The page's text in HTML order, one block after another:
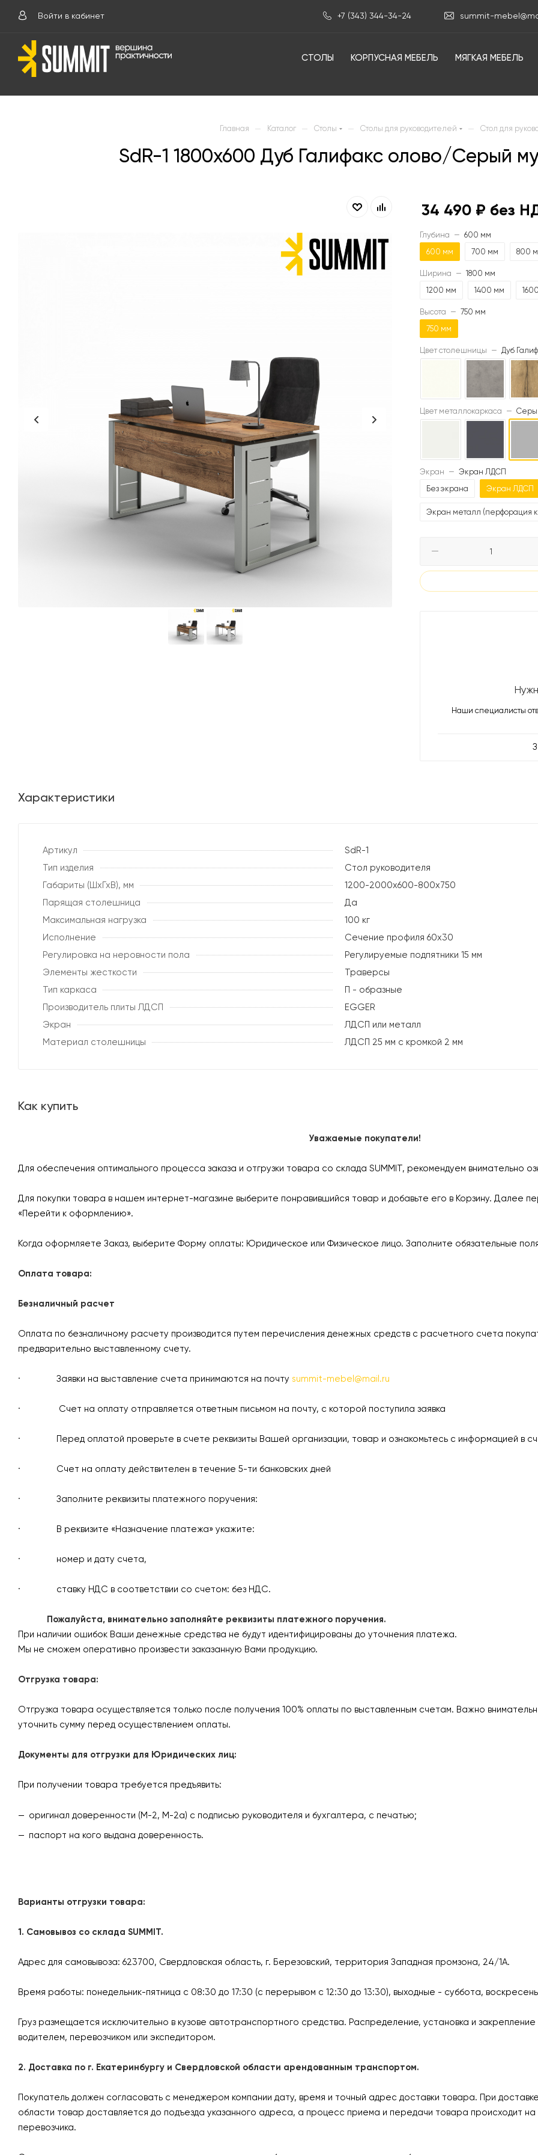
Войти в кабинет +7 (343) 344-34-24 summit-
СТОЛЫ КОРПУСНАЯ МЕБЕЛЬ МЯГКАЯ МЕБЕЛЬ
Главная — Каталог — Столы — Столы для руководителей — Стол для
SdR-1 1800х600 Дуб Галифакс олово/Серый
34 490 ₽ без
Глубина — 600 мм
600 мм
700 мм 800
Ширина — 1800 мм
1200 мм
1400 мм
Высота — 750 мм
750 мм
Цвет столешницы — Дуб
Цвет металлокаркаса —
Экран — Экран ЛДСП
Без экрана
Экран ЛДСП
Экран металл (перфорация
Наши специалисты
Характеристики
Артикул
SdR-1
Тип изделия
Стол руководителя
Габариты (ШхГхВ), мм
1200-2000х600-800х750
Парящая столешница
Да
Максимальная нагрузка
100 кг
Исполнение
Сечение профиля 60х30
Регулировка на неровности пола
Регулируемые подпятники 15 мм
Элементы жесткости
Траверсы
Тип каркаса
П - образные
Производитель плиты ЛДСП
EGGER
Экран
ЛДСП или металл
Материал столешницы
ЛДСП 25 мм с кромкой 2 мм
Как купить
Уважаемые покупатели!
Для обеспечения оптимального процесса заказа и отгрузки товара со склада SUMMIT, рекомендуем внимательно
Для покупки товара в нашем интернет-магазине выберите понравившийся товар и добавьте его в Корзину. Далее
«Перейти к оформлению».
Когда оформляете Заказ, выберите Форму оплаты: Юридическое или Физическое лицо. Заполните обязательные
Оплата товара:
Безналичный расчет
Оплата по безналичному расчету производится путем перечисления денежных средств с расчетного счета
предварительно выставленному счету.
· Заявки на выставление счета принимаются на почту summit-mebel@mail.ru
· Счет на оплату отправляется ответным письмом на почту, с которой поступила заявка
· Перед оплатой проверьте в счете реквизиты Вашей организации, товар и ознакомьтесь с информацией в
· Счет на оплату действителен в течение 5-ти банковских дней
· Заполните реквизиты платежного поручения:
· В реквизите «Назначение платежа» укажите:
· номер и дату счета,
· ставку НДС в соответствии со счетом: без НДС.
Пожалуйста, внимательно заполняйте реквизиты платежного поручения.
При наличии ошибок Ваши денежные средства не будут идентифицированы до уточнения платежа.
Мы не сможем оперативно произвести заказанную Вами продукцию.
Отгрузка товара:
Отгрузка товара осуществляется только после получения 100% оплаты по выставленным счетам. Важно
уточнить сумму перед осуществлением оплаты.
Документы для отгрузки для Юридических лиц:
При получении товара требуется предъявить:
оригинал доверенности (М-2, М-2а) с подписью руководителя и бухгалтера, с печатью;
паспорт на кого выдана доверенность.
Варианты отгрузки товара:
1. Самовывоз со склада SUMMIT.
Адрес для самовывоза: 623700, Свердловская область, г. Березовский, территория Западная промзона, 24/1А.
Время работы: понедельник-пятница с 08:30 до 17:30 (с перерывом с 12:30 до 13:30), выходные - суббота,
Груз размещается исключительно в кузове автотранспортного средства. Распределение, установка и
водителем, перевозчиком или экспедитором.
2. Доставка по г. Екатеринбургу и Свердловской области арендованным транспортом.
Покупатель должен согласовать с менеджером компании дату, время и точный адрес доставки товара. При
области товар доставляется до подъезда указанного адреса, а процесс приема и передачи товара происходит
перевозчика.